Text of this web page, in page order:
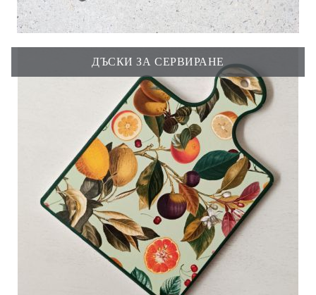
ДЪСКИ ЗА СЕРВИРАНЕ